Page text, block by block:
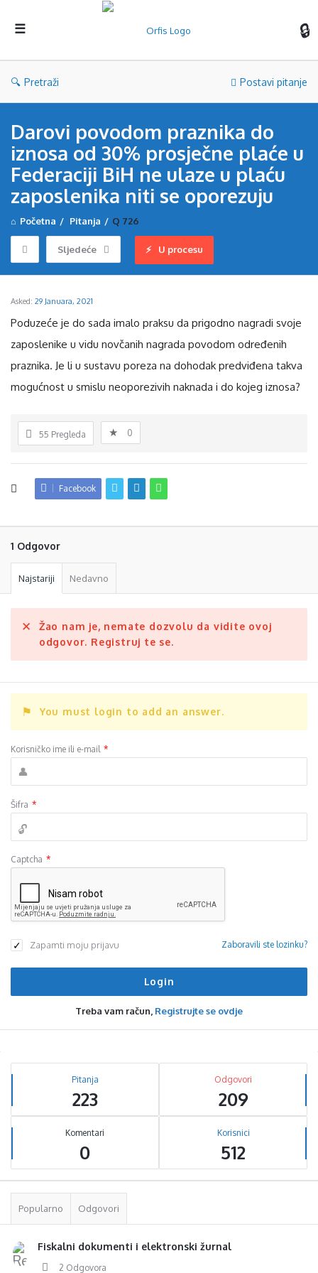
Pretraži Postavi pitanje
Darovi povodom praznika do
iznosa od 30% prosječne plaće u
Federaciji BiH ne ulaze u plaću
zaposlenika niti se oporezuju
Početna / Pitanja / Q 726
Sljedeće U procesu
Asked: 29 Januara, 2021
Poduzeće je do sada imalo praksu da prigodno nagradi svoje
zaposlenike u vidu novčanih nagrada povodom određenih
praznika. Je li u sustavu poreza na dohodak predviđena takva
mogućnost u smislu neoporezivih naknada i do kojeg iznosa?
55 Pregleda 0
Facebook
1 Odgovor
Najstariji Nedavno
Žao nam je, nemate dozvolu da vidite ovoj
odgovor. Registruj te se.
You must login to add an answer.
Korisničko ime ili e-mail *
Šifra *
Captcha *
Zapamti moju prijavu Zaboravili ste lozinku?
Treba vam račun, Registrujte se ovdje
Sidebar
Stats Pitanja
223
Odgovori
209
Komentari
0
Korisnici
512
Popularno Odgovori
Fiskalni dokumenti i elektronski žurnal
2 Odgovora